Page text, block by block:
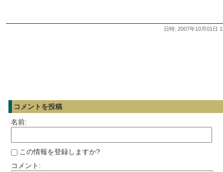
日時: 2007年10月01日
コメントを投稿
名前:
この情報を登録しますか?
コメント: